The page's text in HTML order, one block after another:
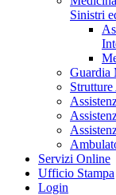
Sinistri
Guardia
Servizi Online
Ufficio Stampa
Login